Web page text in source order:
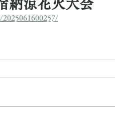
納涼花火大会
2025061600257/